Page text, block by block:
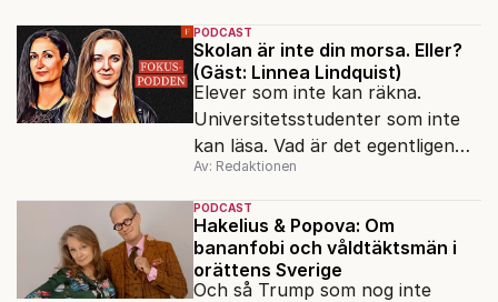
PODCAST
Skolan är inte din morsa. Eller?
(Gäst: Linnea Lindquist)
Elever som inte kan räkna.
Universitetsstudenter som inte
kan läsa. Vad är det egentligen
för fel på skolan? Förortsrektorn
Linnea Lindquist gästar
Fokuspodden för att reda ut var
felet egentligen ligger.
Av: Redaktionen
PODCAST
Hakelius & Popova: Om
bananfobi och våldtäktsmän i
orättens Sverige
Och så Trump som nog inte